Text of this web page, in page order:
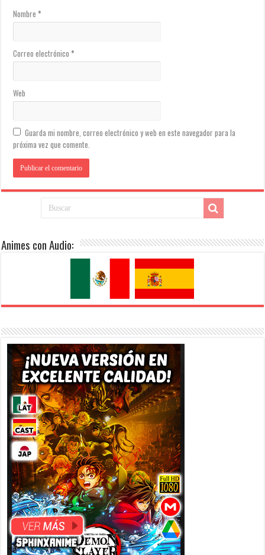
Nombre*
Correo electrónico*
Web
Guarda mi nombre, correo electrónico y web en este navegador para la
próxima vez que comente.
Animes con Audio: